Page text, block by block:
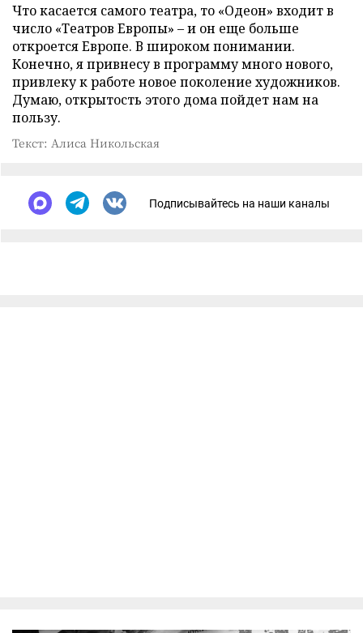
Что касается самого театра, то «Одеон» входит в
число «Театров Европы» – и он еще больше
откроется Европе. В широком понимании.
Конечно, я привнесу в программу много нового,
привлеку к работе новое поколение художников.
Думаю, открытость этого дома пойдет нам на
пользу.
Текст: Алиса Никольская
Подписывайтесь на наши каналы